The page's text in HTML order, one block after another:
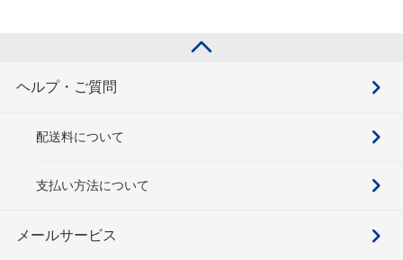
ヘルプ・ご質問
配送料について
支払い方法について
メールサービス